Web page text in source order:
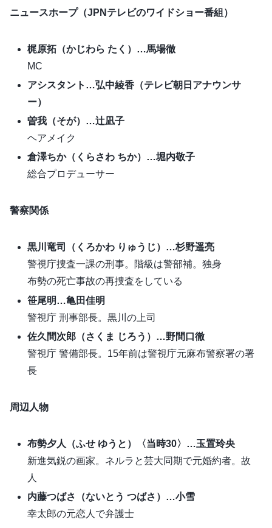
ニュースホープ（JPNテレビのワイドショー番組）
梶原拓（かじわら たく）…馬場徹
MC
アシスタント…弘中綾香（テレビ朝日アナウンサ
ー）
曽我（そが）…辻凪子
ヘアメイク
倉澤ちか（くらさわ ちか）…堀内敬子
総合プロデューサー
警察関係
黒川竜司（くろかわ りゅうじ）…杉野遥亮
警視庁捜査一課の刑事。階級は警部補。独身
布勢の死亡事故の再捜査をしている
笹尾明…亀田佳明
警視庁 刑事部長。黒川の上司
佐久間次郎（さくま じろう）…野間口徹
警視庁 警備部長。15年前は警視庁元麻布警察署の署
長
周辺人物
布勢夕人（ふせ ゆうと）〈当時30〉…玉置玲央
新進気鋭の画家。ネルラと芸大同期で元婚約者。故
人
内藤つばさ（ないとう つばさ）…小雪
幸太郎の元恋人で弁護士